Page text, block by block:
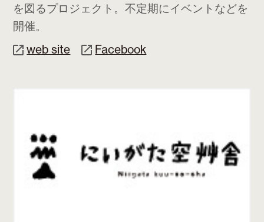
を図るプロジェクト。不定期にイベントなどを
開催。
web site
Facebook